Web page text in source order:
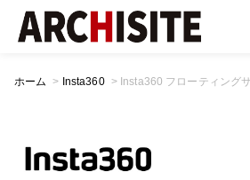
ホーム > Insta360 > Insta360 フローティング